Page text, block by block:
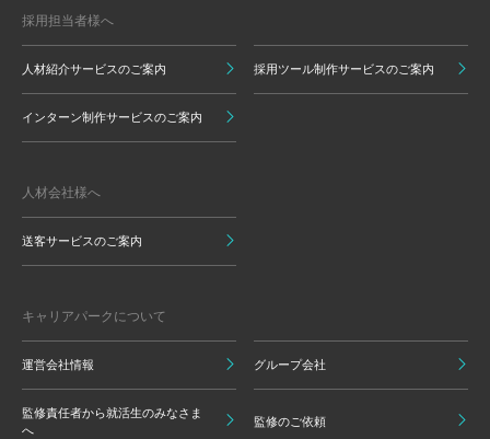
採用担当者様へ
人材紹介サービスのご案内 採用ツール制作サービスのご案内
インターン制作サービスのご案内
人材会社様へ
送客サービスのご案内
キャリアパークについて
運営会社情報 グループ会社
監修責任者から就活生のみなさま
へ
監修のご依頼